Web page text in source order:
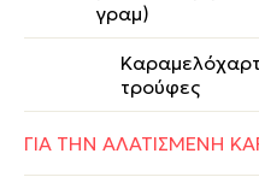
γραμ)
τρούφες
ΓΙΑ ΤΗΝ ΑΛΑΤΙΣΜΕΝΗ